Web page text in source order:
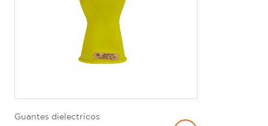
Guantes dielectricos